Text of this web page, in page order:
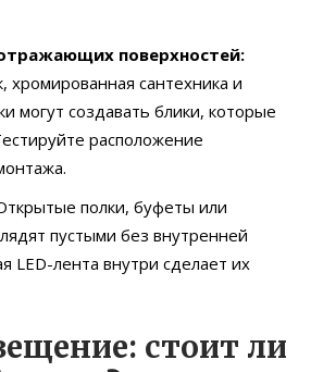
поверхностей:
хромированная сантехника и
могут создавать блики, которые
расположение
полки, буфеты или
пустыми без внутренней
LED-лента внутри сделает их
стоит ли